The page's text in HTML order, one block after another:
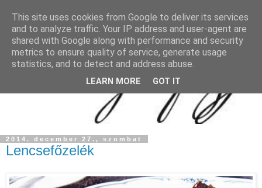
2014. december 27., szombat
Lencsefőzelék
This site uses cookies from Google to deliver its services
and to analyze traffic. Your IP address and user-agent are
shared with Google along with performance and security
metrics to ensure quality of service, generate usage
statistics, and to detect and address abuse.
LEARN MORE GOT IT